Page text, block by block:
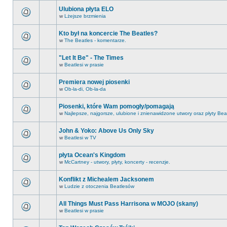
Ulubiona płyta ELO
w Lżejsze brzmienia
Kto był na koncercie The Beatles?
w The Beatles - komentarze.
"Let It Be" - The Times
w Beatlesi w prasie
Premiera nowej piosenki
w Ob-la-di, Ob-la-da
Piosenki, które Wam pomogły/pomagają
w Najlepsze, najgorsze, ulubione i znienawidzone utwory oraz płyty
John & Yoko: Above Us Only Sky
w Beatlesi w TV
płyta Ocean's Kingdom
w McCartney - utwory, płyty, koncerty - recenzje.
Konflikt z Michealem Jacksonem
w Ludzie z otoczenia Beatlesów
All Things Must Pass Harrisona w MOJO (skany)
w Beatlesi w prasie